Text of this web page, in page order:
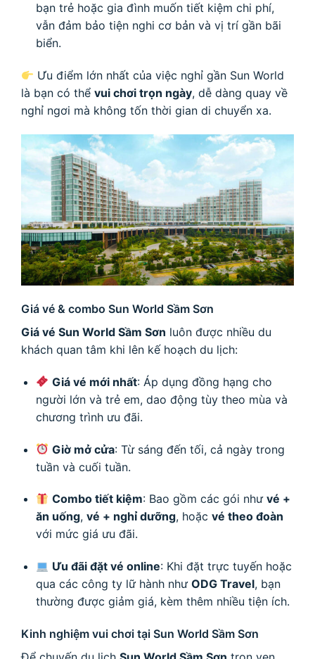
bạn trẻ hoặc gia đình muốn tiết kiệm chi phí,
vẫn đảm bảo tiện nghi cơ bản và vị trí gần bãi
biển.
Ưu điểm lớn nhất của việc nghỉ gần Sun World
là bạn có thể vui chơi trọn ngày, dễ dàng quay về
nghỉ ngơi mà không tốn thời gian di chuyển xa.
Giá vé & combo Sun World Sầm Sơn
Giá vé Sun World Sầm Sơn luôn được nhiều du
khách quan tâm khi lên kế hoạch du lịch:
Giá vé mới nhất: Áp dụng đồng hạng cho
người lớn và trẻ em, dao động tùy theo mùa và
chương trình ưu đãi.
Giờ mở cửa: Từ sáng đến tối, cả ngày trong
tuần và cuối tuần.
Combo tiết kiệm: Bao gồm các gói nhưvé +
ăn uống, vé + nghỉ dưỡng, hoặc vé theo đoàn
với mức giá ưu đãi.
Ưu đãi đặt vé online: Khi đặt trực tuyến hoặc
qua các công ty lữ hành như ODG Travel, bạn
thường được giảm giá, kèm thêm nhiều tiện ích.
Kinh nghiệm vui chơi tại Sun World Sầm Sơn